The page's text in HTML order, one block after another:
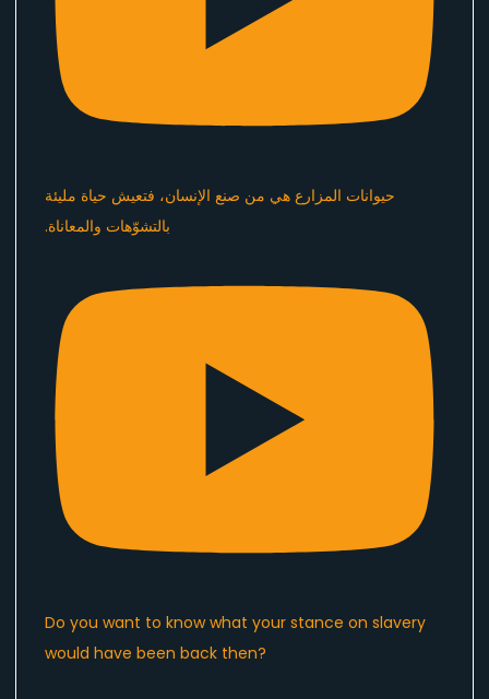
Do you want to know what your stance on slavery
would have been back then?